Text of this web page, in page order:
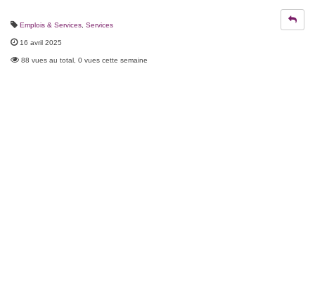
Emplois & Services Services
16 avril 2025
88 vues au total, 0 vues cette semaine